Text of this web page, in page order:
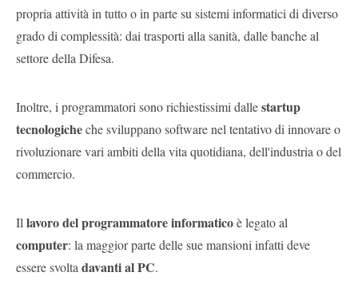
propria attività in tutto o in parte su sistemi informatici di diverso
grado di complessità: dai trasporti alla sanità, dalle banche al
settore della Difesa.
Inoltre, i programmatori sono richiestissimi dallestartup
tecnologicheche sviluppano software nel tentativo di innovare o
rivoluzionare vari ambiti della vita quotidiana, dell'industria o del
commercio.
Il lavoro del programmatore informaticoè legato al
computer: la maggior parte delle sue mansioni infatti deve
essere svolta davanti al PC.